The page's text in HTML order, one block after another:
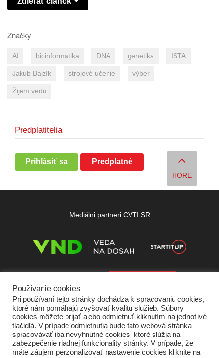
Značky
AI bioinformatika DNA genetika ISTA
Jakub Bajzík strojové učenie výber
Žijem vedu
Predplatitelia
Prihlásiť sa Predplatné
HORE
Mediálni partneri CVTI SR
Používanie cookies
Pri používaní tejto stránky dochádza k spracovaniu cookies,
ktoré nám pomáhajú zvyšovať kvalitu služieb. Súbory
cookies môžete prijať alebo odmietnuť kliknutím na jednotlivé
tlačidlá. V prípade odmietnutia bude táto webová stránka
spracovávať iba nevyhnutné cookies, ktoré slúžia na
zabezpečenie riadnej funkcionality stránky. V prípade, že
máte záujem perzonalizovať nastavenie cookies kliknite na